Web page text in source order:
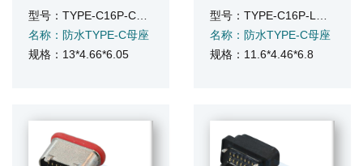
名称：防水TYPE-C母座
规格：13*4.66*6.05
名称：防水TYPE-C母座
规格：11.6*4.46*6.8